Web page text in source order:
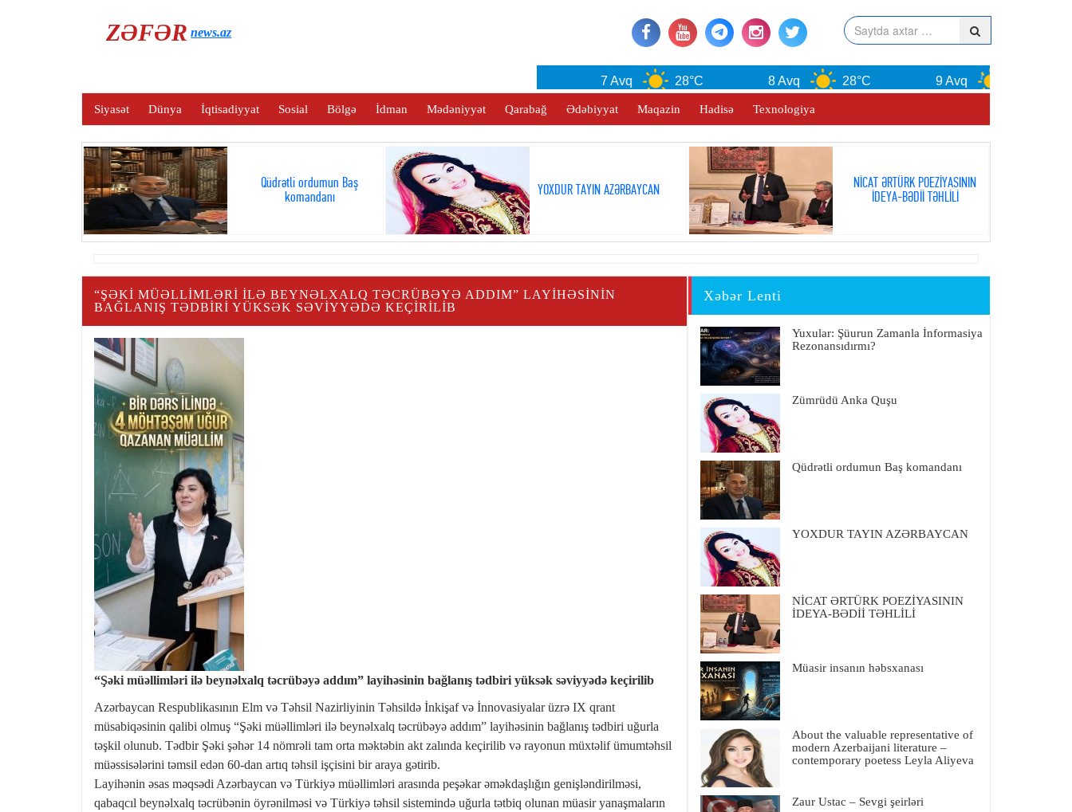
ZƏFƏRnews.az
28°C 28°C 30°C
Siyasət Dünya İqtisadiyyat Sosial Bölgə İdman Mədəniyyət Qarabağ Ədəbiyyat Maqazin Hadisə Texnologiya
Qüdrətli ordumun Baş
komandanı
YOXDUR TAYIN AZƏRBAYCAN
NİCAT ƏRTÜRK POEZİYASININ
İDEYA-BƏDİİ TƏHLİLİ
“ŞƏKI MÜƏLLIMLƏRI ILƏ BEYNƏLXALQ TƏCRÜBƏYƏ ADDIM” LAYIHƏSININ
BAĞLANIŞ TƏDBIRI YÜKSƏK SƏVIYYƏDƏ KEÇIRILIB
“Şəki müəllimləri ilə beynəlxalq təcrübəyə addım” layihəsinin bağlanış tədbiri yüksək səviyyədə keçirilib
Azərbaycan Respublikasının Elm və Təhsil Nazirliyinin Təhsildə İnkişaf və İnnovasiyalar üzrə IX qrant
müsabiqəsinin qalibi olmuş “Şəki müəllimləri ilə beynəlxalq təcrübəyə addım” layihəsinin bağlanış tədbiri uğurla
təşkil olunub. Tədbir Şəki şəhər 14 nömrəli tam orta məktəbin akt zalında keçirilib və rayonun müxtəlif ümumtəhsil
müəssisələrini təmsil edən 60-dan artıq təhsil işçisini bir araya gətirib.
Layihənin əsas məqsədi Azərbaycan və Türkiyə müəllimləri arasında peşəkar əməkdaşlığın genişləndirilməsi,
qabaqcıl beynəlxalq təcrübənin öyrənilməsi və Türkiyə təhsil sistemində uğurla tətbiq olunan müasir yanaşmaların
Xəbər Lenti
Yuxular: Şüurun Zamanla İnformasiya
Rezonansıdırmı?
Zümrüdü Anka Quşu
Qüdrətli ordumun Baş komandanı
YOXDUR TAYIN AZƏRBAYCAN
NİCAT ƏRTÜRK POEZİYASININ
İDEYA-BƏDİİ TƏHLİLİ
Müasir insanın həbsxanası
About the valuable representative of
modern Azerbaijani literature –
contemporary poetess Leyla Aliyeva
Zaur Ustac – Sevgi şeirləri